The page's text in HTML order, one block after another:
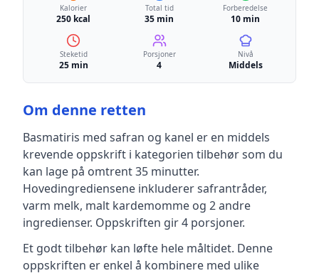
Kalorier
250 kcal
Total tid
35 min
Forberedelse
10 min
Steketid
25 min
Porsjoner
4
Nivå
Middels
Om denne retten
Basmatiris med safran og kanel er en middels
krevende oppskrift i kategorien tilbehørsom du
kan lage på omtrent 35 minutter.
Hovedingrediensene inkluderersafrantråder,
varm melk, malt kardemomme og 2 andre
ingredienser. Oppskriften gir4 porsjoner.
Et godt tilbehør kan løfte hele måltidet. Denne
oppskriften er enkel å kombinere med ulike